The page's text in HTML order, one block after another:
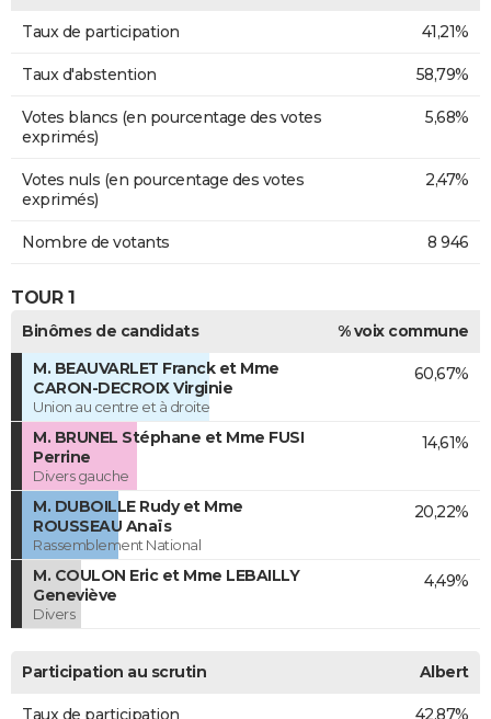
Taux de participation 41,21%
Taux d'abstention 58,79%
Votes blancs (en pourcentage des votes
exprimés)
5,68%
Votes nuls (en pourcentage des votes
exprimés)
2,47%
Nombre de votants 8 946
TOUR 1
Binômes de candidats
% voix commune
M. BEAUVARLET Franck et Mme
CARON-DECROIX Virginie
Union au centre et à droite
60,67%
M. BRUNEL Stéphane et Mme FUSI
Perrine
Divers gauche
14,61%
M. DUBOILLE Rudy et Mme
ROUSSEAU Anaïs
Rassemblement National
20,22%
M. COULON Eric et Mme LEBAILLY
Geneviève
Divers
4,49%
Participation au scrutin Albert
Taux de participation 42,87%